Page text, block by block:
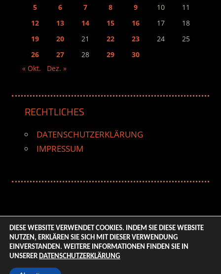
5
6 7 8 9 10
11
12
13 14 15 16 17
18
19
20 21 22 23 24
25
26
27 28 29
30
« Okt.
Dez. »
RECHTLICHES
DATENSCHUTZERKLÄRUNG
IMPRESSUM
© 2026 ENTERTAINMENT BASE – Life & Style Magazine.
All Rights Reserved. | Based on
DIESE WEBSITE VERWENDET COOKIES. INDEM SIE DIESE WEBSITE
NUTZEN, ERKLÄREN SIE SICH MIT DIESER VERWENDUNG
EINVERSTANDEN. WEITERE INFORMATIONEN FINDEN SIE IN
UNSERER DATENSCHUTZERKLÄRUNG